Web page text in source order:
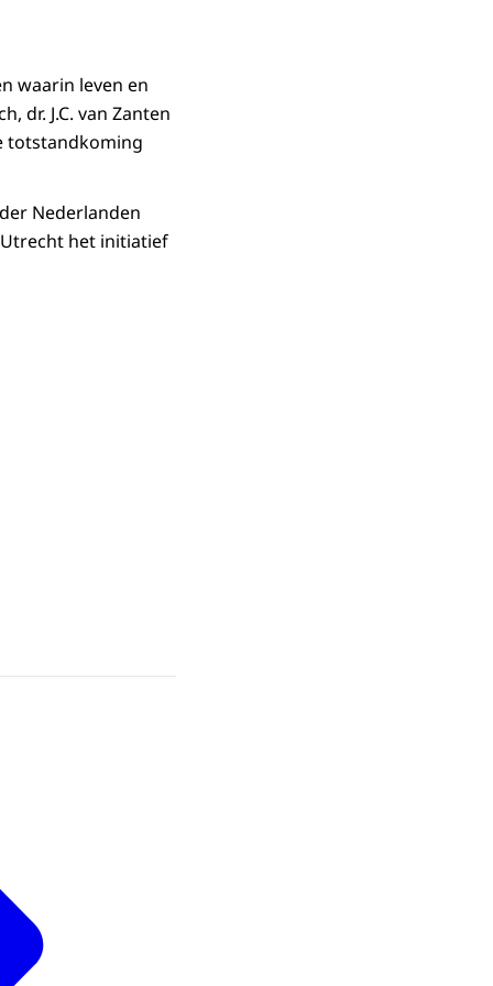
waarin leven en
dr. J.C. van Zanten
totstandkoming
Nederlanden
het initiatief